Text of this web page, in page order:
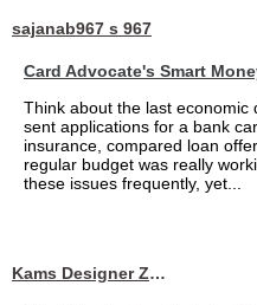
sajanab967 s 967
Card Advocate's Smart
Think about the last economic
sent applications for a bank
insurance, compared loan
regular budget was really
these issues frequently, yet...
Kams Designer Zone